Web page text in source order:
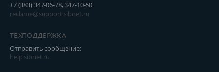
+7 (383) 347-06-78, 347-10-50
reclame@support.sibnet.ru
ТЕХПОДДЕРЖКА
Отправить сообщение:
help.sibnet.ru